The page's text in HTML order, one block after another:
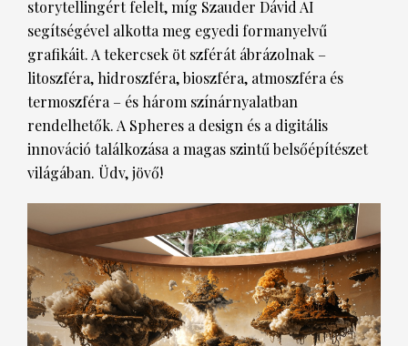
storytellingért felelt, míg Szauder Dávid AI
segítségével alkotta meg egyedi formanyelvű
grafikáit. A tekercsek öt szférát ábrázolnak –
litoszféra, hidroszféra, bioszféra, atmoszféra és
termoszféra – és három színárnyalatban
rendelhetők. A Spheres a design és a digitális
innováció találkozása a magas szintű belsőépítészet
világában. Üdv, jövő!